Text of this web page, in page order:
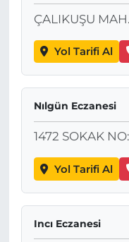
ÇALIKUŞU
Yol Tarifi Al
Nılgün Eczanesi
1472 SOKAK
Yol Tarifi Al
Incı Eczanesi